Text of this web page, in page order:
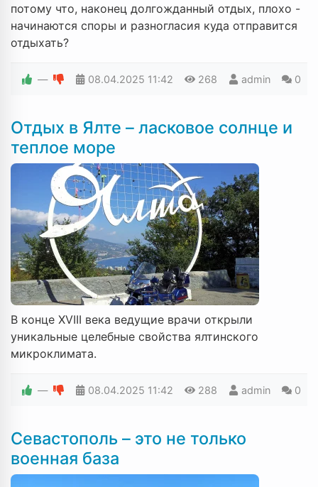
потому что, наконец долгожданный отдых, плохо -
начинаются споры и разногласия куда отправится
отдыхать?
— 08.04.2025 11:42 268 admin 0
Отдых в Ялте – ласковое солнце и
теплое море
В конце XVIII века ведущие врачи открыли
уникальные целебные свойства ялтинского
микроклимата.
— 08.04.2025 11:42 288 admin 0
Севастополь – это не только
военная база